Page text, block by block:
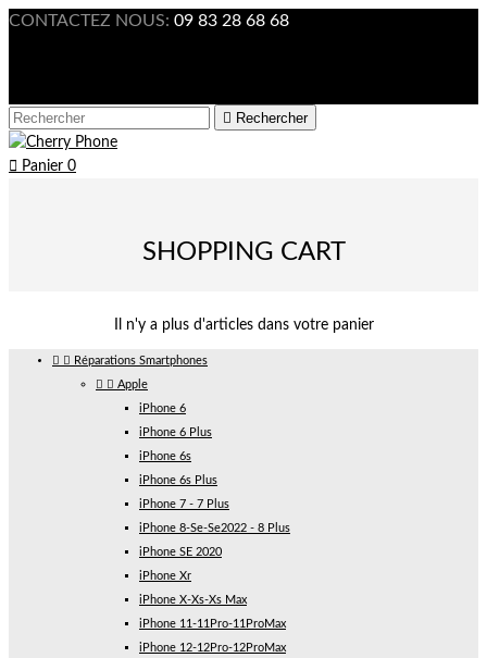
CONTACTEZ NOUS: 09 83 28 68 68
 Rechercher
 Panier 0
SHOPPING CART
Il n'y a plus d'articles dans votre panier
  Réparations Smartphones
  Apple
iPhone 6
iPhone 6 Plus
iPhone 6s
iPhone 6s Plus
iPhone 7 - 7 Plus
iPhone 8-Se-Se2022 - 8 Plus
iPhone SE 2020
iPhone Xr
iPhone X-Xs-Xs Max
iPhone 11-11Pro-11ProMax
iPhone 12-12Pro-12ProMax